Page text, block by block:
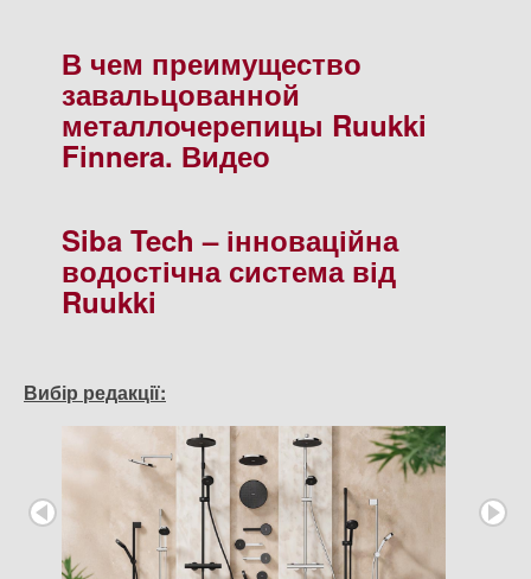
В чем преимущество
завальцованной
металлочерепицы Ruukki
Finnera. Видео
Siba Tech – інноваційна
водостічна система від
Ruukki
Вибір редакції: